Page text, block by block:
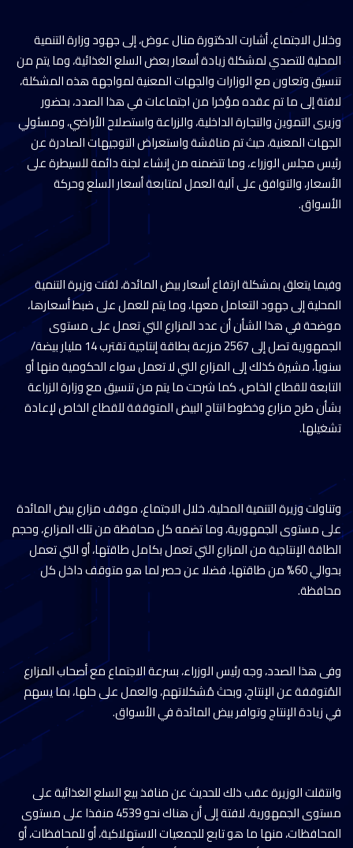
وخلال الاجتماع، أشارت الدكتورة منال عوض، إلى جهود وزارة التنمية
المحلية للتصدي لمشكلة زيادة أسعار بعض السلع الغذائية، وما يتم من
تنسيق وتعاون مع الوزارات والجهات المعنية لمواجهة هذه المشكلة،
لافتة إلى ما تم عقده مؤخرا من اجتماعات في هذا الصدد، بحضور
وزيرى التموين والتجارة الداخلية، والزراعة واستصلاح الأراضي، ومسئولي
الجهات المعنية، حيث تم مناقشة واستعراض التوجيهات الصادرة عن
رئيس مجلس الوزراء، وما تتضمنه من إنشاء لجنة دائمة للسيطرة على
الأسعار، والتوافق على آلية العمل لمتابعة أسعار السلع وحركة
الأسواق.
وفيما يتعلق بمشكلة ارتفاع أسعار بيض المائدة، لفتت وزيرة التنمية
المحلية إلى جهود التعامل معها، وما يتم للعمل على ضبط أسعارها،
موضحة في هذا الشأن أن عدد المزارع التي تعمل على مستوى
الجمهورية تصل إلى 2567 مزرعة بطاقة إنتاجية تقترب 14 مليار بيضة/
سنوياً، مشيرة كذلك إلى المزارع التي لا تعمل سواء الحكومية منها أو
التابعة للقطاع الخاص، كما شرحت ما يتم من تنسيق مع وزارة الزراعة
بشأن طرح مزارع وخطوط انتاج البيض المتوقفة للقطاع الخاص لإعادة
تشغيلها.
وتناولت وزيرة التنمية المحلية، خلال الاجتماع، موقف مزارع بيض المائدة
على مستوى الجمهورية، وما تضمه كل محافظة من تلك المزارع، وحجم
الطاقة الإنتاجية من المزارع التي تعمل بكامل طاقتها، أو التي تعمل
بحوالي 60% من طاقتها، فضلا عن حصر لما هو متوقف داخل كل
محافظة.
وفى هذا الصدد، وجه رئيس الوزراء، بسرعة الاجتماع مع أصحاب المزارع
المُتوقفة عن الإنتاج، وبحث مُشكلاتهم، والعمل على حلها، بما يسهم
في زيادة الإنتاج وتوافر بيض المائدة في الأسواق.
وانتقلت الوزيرة عقب ذلك للحديث عن منافذ بيع السلع الغذائية على
مستوى الجمهورية، لافتة إلى أن هناك نحو 4539 منفذا على مستوى
المحافظات، منها ما هو تابع للجمعيات الاستهلاكية، أو للمحافظات، أو